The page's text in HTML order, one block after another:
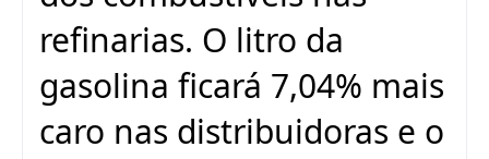
refinarias. O litro da
gasolina ficará 7,04% mais
caro nas distribuidoras e o